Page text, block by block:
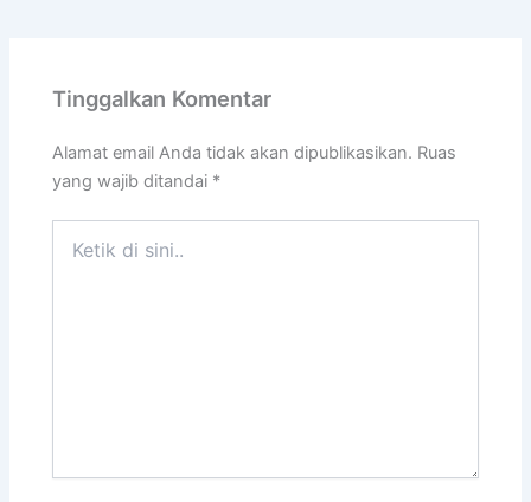
Tinggalkan Komentar
Alamat email Anda tidak akan dipublikasikan. Ruas
yang wajib ditandai *